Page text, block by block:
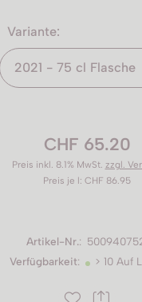
Variante:
2021 - 75 cl Flasche
CHF 65.20
Preis inkl. 8.1% MwSt. zzgl.
Preis je l: CHF 86.95
Artikel-Nr.:
Verfügbarkeit: > 10 Auf